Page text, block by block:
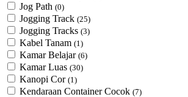
Jog Path (0)
Jogging Track (25)
Jogging Tracks (3)
Kabel Tanam (1)
Kamar Belajar (6)
Kamar Luas (30)
Kanopi Cor (1)
Kendaraan Container Cocok (7)